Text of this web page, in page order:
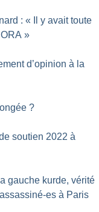
: «
Il y avait toute
»
d’opinion à la
?
soutien 2022 à
gauche kurde, vérité
es à Paris